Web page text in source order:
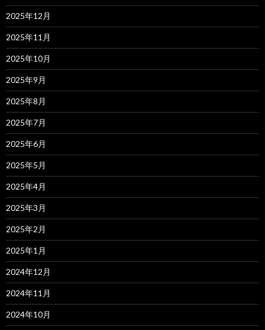
2025年12月
2025年11月
2025年10月
2025年9月
2025年8月
2025年7月
2025年6月
2025年5月
2025年4月
2025年3月
2025年2月
2025年1月
2024年12月
2024年11月
2024年10月